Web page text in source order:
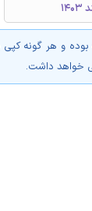
و هر گونه کپی
خواهد داشت.